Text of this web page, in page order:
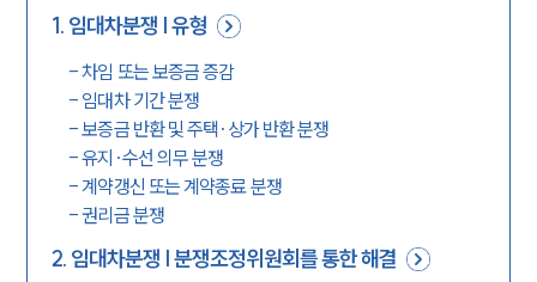
1. 임대차분쟁 | 유형
-차임 또는 보증금 증감
- 임대차 기간 분쟁
-보증금 반환 및 주택·상가 반환 분쟁
-유지·수선 의무 분쟁
-계약갱신 또는 계약종료 분쟁
-권리금 분쟁
2. 임대차분쟁 | 분쟁조정위원회를 통한 해결